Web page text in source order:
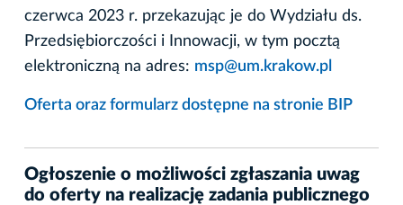
czerwca 2023 r. przekazując je do Wydziału ds.
Przedsiębiorczości i Innowacji, w tym pocztą
elektroniczną na adres: msp@um.krakow.pl
Oferta oraz formularz dostępne na stronie BIP
Ogłoszenie o możliwości zgłaszania uwag
do oferty na realizację zadania publicznego